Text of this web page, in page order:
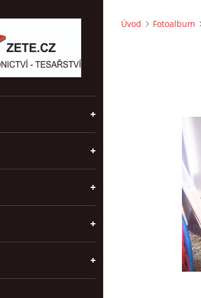
Úvod Fotoalbum